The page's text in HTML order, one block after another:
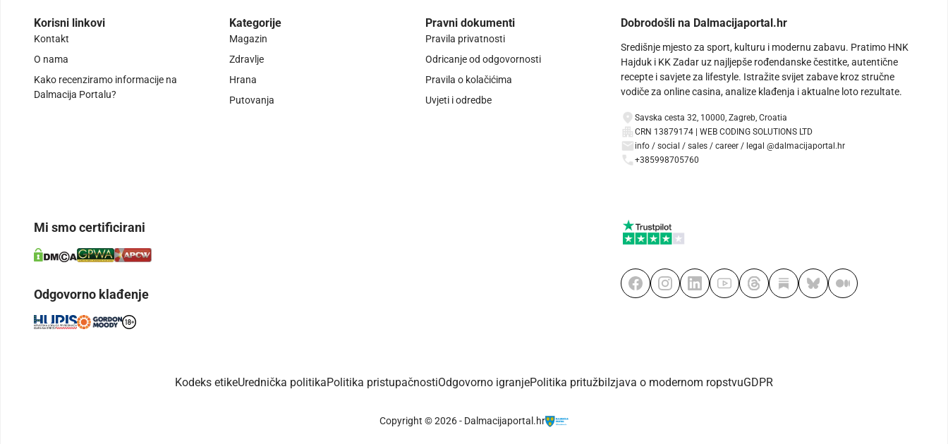
Korisni linkovi
Kontakt
O nama
Kako recenziramo informacije na
Dalmacija Portalu?
Kategorije
Magazin
Zdravlje
Hrana
Putovanja
Pravni dokumenti
Pravila privatnosti
Odricanje od odgovornosti
Pravila o kolačićima
Uvjeti i odredbe
Dobrodošli na Dalmacijaportal.hr
Središnje mjesto za sport, kulturu i modernu zabavu. Pratimo HNK
Hajduk i KK Zadar uz najljepše rođendanske čestitke, autentične
recepte i savjete za lifestyle. Istražite svijet zabave kroz stručne
vodiče za online casina, analize klađenja i aktualne loto rezultate.
Savska cesta 32, 10000, Zagreb, Croatia
CRN 13879174 | WEB CODING SOLUTIONS LTD
info / social / sales / career / legal @dalmacijaportal.hr
+385998705760
Mi smo certificirani
Odgovorno klađenje
Kodeks etikeUrednička politikaPolitika pristupačnostiOdgovorno igranjePolitika pritužbiIzjava o modernom ropstvuGDPR
Copyright © 2026 - Dalmacijaportal.hr